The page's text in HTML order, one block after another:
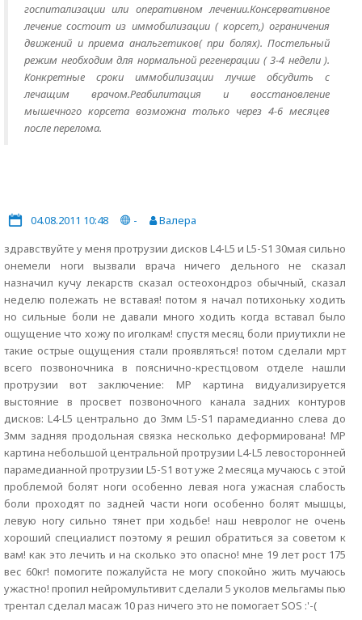
госпитализации или оперативном лечении.Консервативное
лечение состоит из иммобилизации ( корсет,) ограничения
движений и приема анальгетиков( при болях). Постельный
режим необходим для нормальной регенерации ( 3-4 недели ).
Конкретные сроки иммобилизации лучше обсудить с
лечащим врачом.Реабилитация и восстановление
мышечного корсета возможна только через 4-6 месяцев
после перелома.
04.08.2011 10:48 -
Валера
здравствуйте у меня протрузии дисков L4-L5 и L5-S1 30мая сильно
онемели ноги вызвали врача ничего дельного не сказал
назначил кучу лекарств сказал остеохондроз обычный, сказал
неделю полежать не вставая! потом я начал потихоньку ходить
но сильные боли не давали много ходить когда вставал было
ощущение что хожу по иголкам! спустя месяц боли приутихли не
такие острые ощущения стали проявляться! потом сделали мрт
всего позвоночника в пояснично-крестцовом отделе нашли
протрузии вот заключение: МР картина видуализируется
выстояние в просвет позвоночного канала задних контуров
дисков: L4-L5 центрально до 3мм L5-S1 парамедианно слева до
3мм задняя продольная связка несколько деформирована! МР
картина небольшой центральной протрузии L4-L5 левосторонней
парамедианной протрузии L5-S1 вот уже 2 месяца мучаюсь с этой
проблемой болят ноги особенно левая нога ужасная слабость
боли проходят по задней части ноги особенно болят мышцы,
левую ногу сильно тянет при ходьбе! наш невролог не очень
хороший специалист поэтому я решил обратиться за советом к
вам! как это лечить и на сколько это опасно! мне 19 лет рост 175
вес 60кг! помогите пожалуйста не могу спокойно жить мучаюсь
ужастно! пропил нейромультивит сделали 5 уколов мельгамы пью
трентал сделал масаж 10 раз ничего это не помогает SOS :'-(